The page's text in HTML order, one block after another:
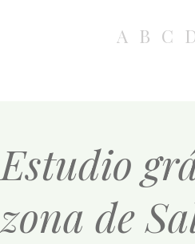
A B C
Estudio
zona de